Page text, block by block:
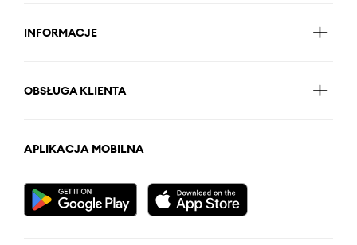
INFORMACJE
OBSŁUGA KLIENTA
APLIKACJA MOBILNA